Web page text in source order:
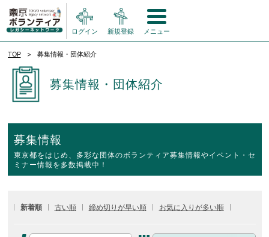
ログイン 新規登録 メニュー
TOP 募集情報・団体紹介
募集情報・団体紹介
募集情報
東京都をはじめ、多彩な団体のボランティア募集情報やイベント・セ
ミナー情報を多数掲載中！
新着順 古い順 締め切りが早い順 お気に入りが多い順